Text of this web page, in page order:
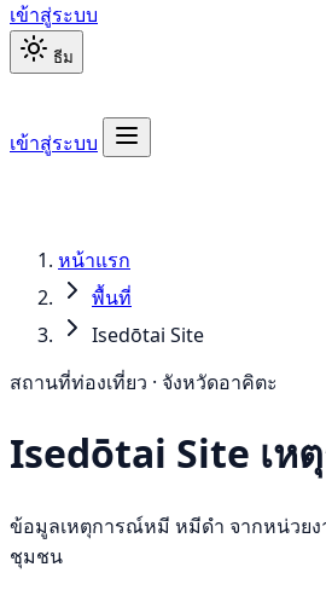
เข้าสู่ระบบ
ธีม
เข้าสู่ระบบ
หน้าแรก
พื้นที่
Isedōtai Site
สถานที่ท่องเที่ยว · จังหวัดอาคิตะ
Isedōtai Site เห
ข้อมูลเหตุการณ์หมี หมีดำ จากหน่วยง
ชุมชน